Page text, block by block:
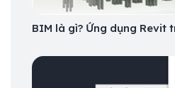
BIM là gì? Ứng dụng Revit